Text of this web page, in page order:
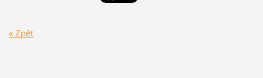
« Zpět